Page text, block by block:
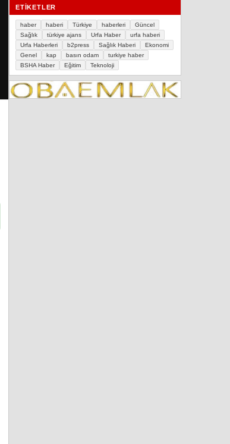
ETIKETLER
haber haberi Türkiye haberleri
Güncel
Sağlık
türkiye ajans Urfa Haber
urfa haberi
Urfa Haberleri
b2press Sağlık Haberi
Ekonomi
Genel
kap basın odam
turkiye haber
BSHA Haber
Eğitim Teknoloji